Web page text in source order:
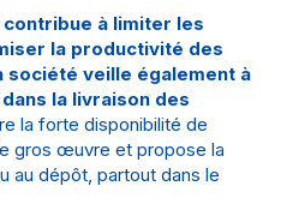
contribue à limiter les
la productivité des
société veille également à
la livraison des
la forte disponibilité de
gros œuvre et propose la
au dépôt, partout dans le